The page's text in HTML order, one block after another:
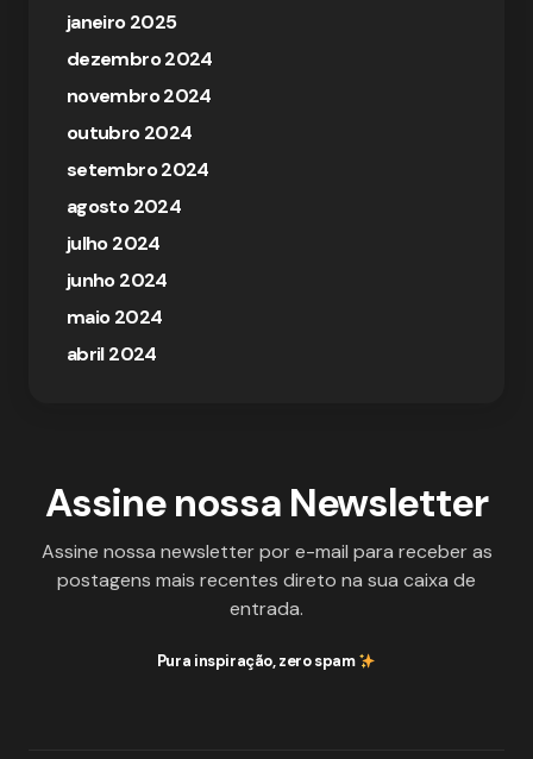
janeiro 2025
dezembro 2024
novembro 2024
outubro 2024
setembro 2024
agosto 2024
julho 2024
junho 2024
maio 2024
abril 2024
Assine nossa Newsletter
Assine nossa newsletter por e-mail para receber as
postagens mais recentes direto na sua caixa de
entrada.
Pura inspiração, zero spam